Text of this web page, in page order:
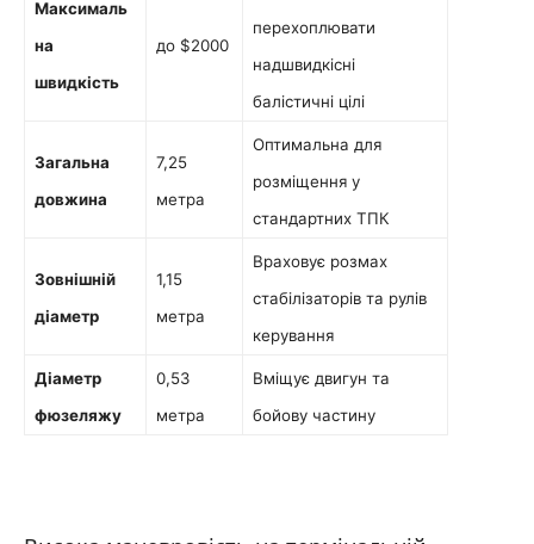
Максималь
на
швидкість
до $2000
перехоплювати
надшвидкісні
балістичні цілі
Загальна
довжина
7,25
метра
Оптимальна для
розміщення у
стандартних ТПК
Зовнішній
діаметр
1,15
метра
Враховує розмах
стабілізаторів та рулів
керування
Діаметр
фюзеляжу
0,53
метра
Вміщує двигун та
бойову частину